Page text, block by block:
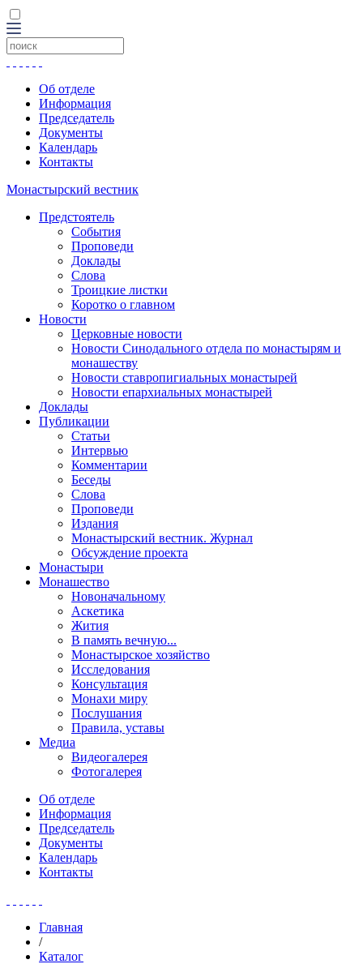
Об отделе
Информация
Председатель
Документы
Календарь
Контакты
Монастырский вестник
Предстоятель
События
Проповеди
Доклады
Слова
Троицкие листки
Коротко о главном
Новости
Церковные новости
Новости Синодального отдела по монастырям и
монашеству
Новости ставропигиальных монастырей
Новости епархиальных монастырей
Доклады
Публикации
Статьи
Интервью
Комментарии
Беседы
Слова
Проповеди
Издания
Монастырский вестник. Журнал
Обсуждение проекта
Монастыри
Монашество
Новоначальному
Аскетика
Жития
В память вечную...
Монастырское хозяйство
Исследования
Консультация
Монахи миру
Послушания
Правила, уставы
Медиа
Видеогалерея
Фотогалерея
Об отделе
Информация
Председатель
Документы
Календарь
Контакты
Главная
/
Каталог